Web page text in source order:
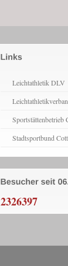
Leichtathletik DLV
Sportstättenbetrieb
Stadtsportbund
2326397